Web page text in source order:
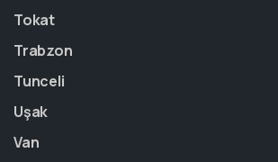
Tokat
Trabzon
Tunceli
Uşak
Van